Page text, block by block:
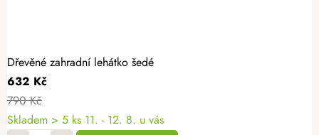
Dřevěné zahradní lehátko šedé
632 Kč
790 Kč
Skladem > 5 ks 11. - 12. 8. u vás